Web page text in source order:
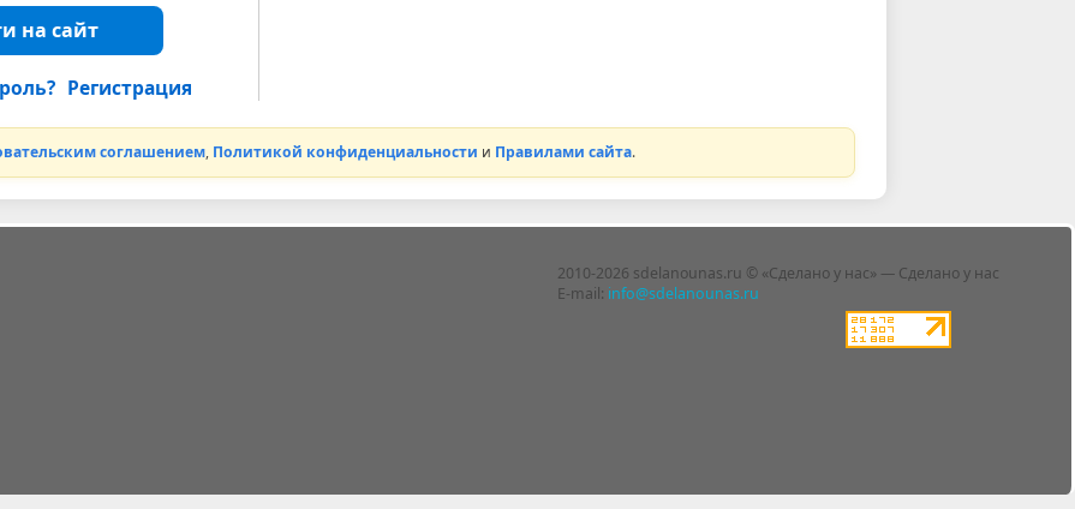
на сайт
Регистрация
соглашением, Политикой конфиденциальности и Правилами сайта.
2010-2026 sdelanounas.ru © «Сделано у нас» — Сделано у нас
E-mail: info@sdelanounas.ru